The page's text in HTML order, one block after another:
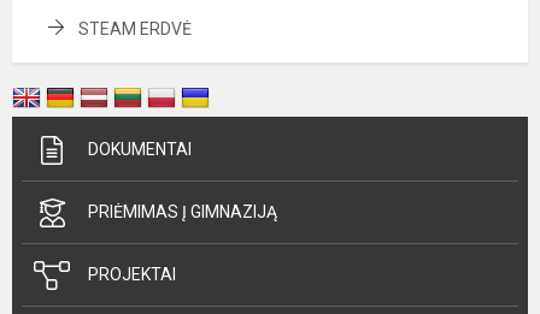
STEAM ERDVĖ
DOKUMENTAI
PRIĖMIMAS Į GIMNAZIJĄ
PROJEKTAI